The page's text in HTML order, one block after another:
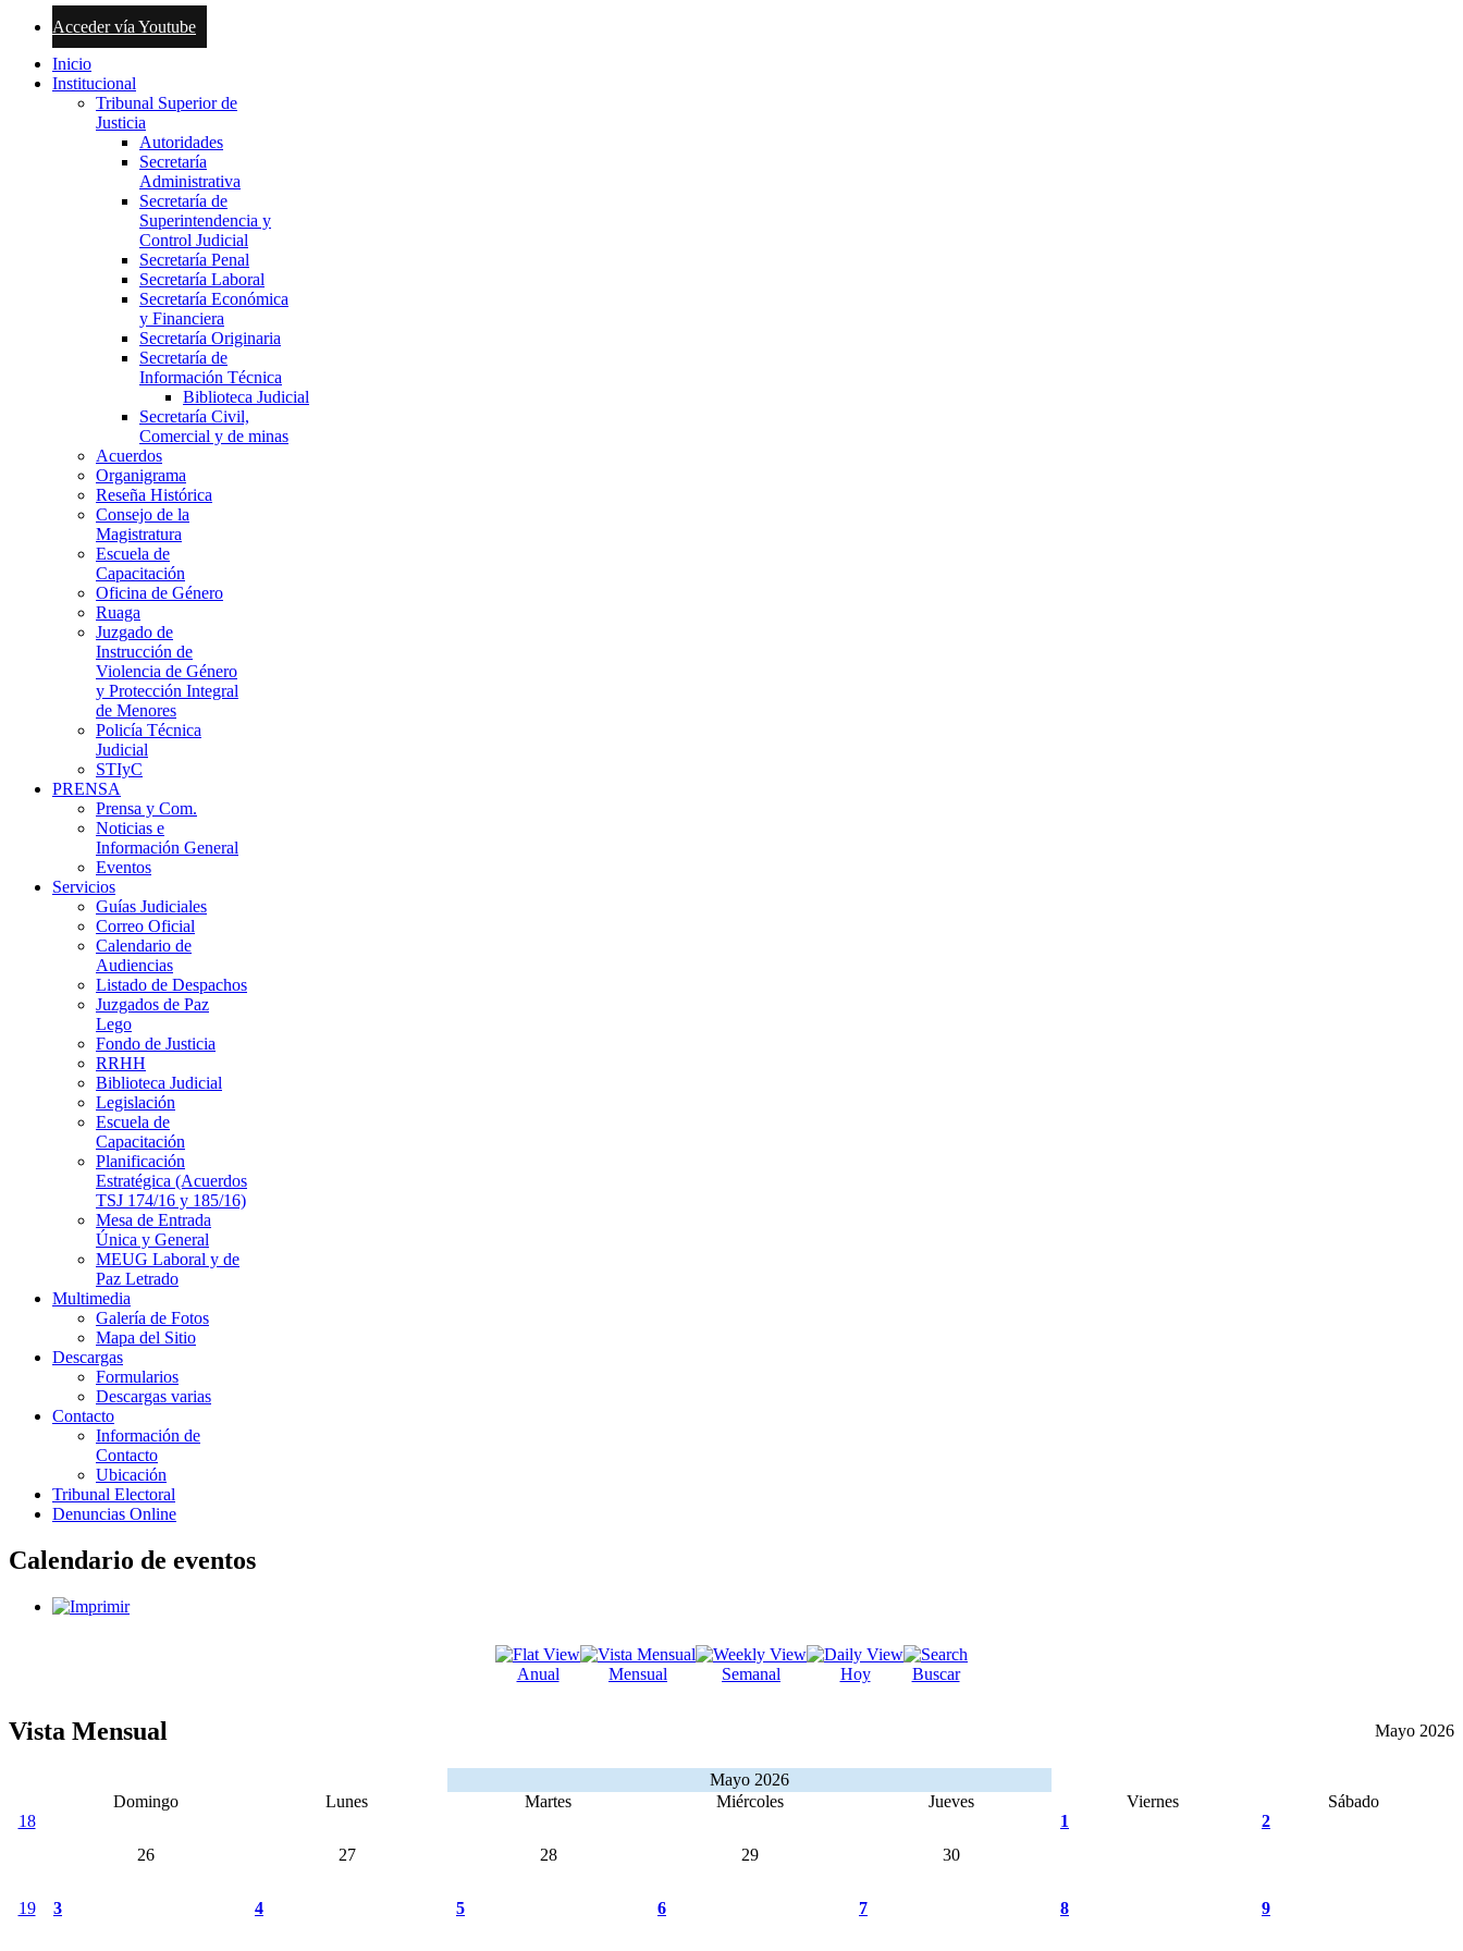
Acceder vía Youtube
Inicio
Institucional
Tribunal Superior de
Justicia
Autoridades
Secretaría
Administrativa
Secretaría de
Superintendencia y
Control Judicial
Secretaría Penal
Secretaría Laboral
Secretaría Económica
y Financiera
Secretaría Originaria
Secretaría de
Información Técnica
Biblioteca Judicial
Secretaría Civil,
Comercial y de minas
Acuerdos
Organigrama
Reseña Histórica
Consejo de la
Magistratura
Escuela de
Capacitación
Oficina de Género
Ruaga
Juzgado de
Instrucción de
Violencia de Género
y Protección Integral
de Menores
Policía Técnica
Judicial
STIyC
PRENSA
Prensa y Com.
Noticias e
Información General
Eventos
Servicios
Guías Judiciales
Correo Oficial
Calendario de
Audiencias
Listado de Despachos
Juzgados de Paz
Lego
Fondo de Justicia
RRHH
Biblioteca Judicial
Legislación
Escuela de
Capacitación
Planificación
Estratégica (Acuerdos
TSJ 174/16 y 185/16)
Mesa de Entrada
Única y General
MEUG Laboral y de
Paz Letrado
Multimedia
Galería de Fotos
Mapa del Sitio
Descargas
Formularios
Descargas varias
Contacto
Información de
Contacto
Ubicación
Tribunal Electoral
Denuncias Online
Calendario de eventos
Anual Mensual Semanal Hoy Buscar
Vista Mensual Mayo 2026
Mayo 2026
Domingo
Lunes Martes Miércoles Jueves Viernes
Sábado
18
26
27 28 29 30
1 2
19 3 4 5 6 7 8 9